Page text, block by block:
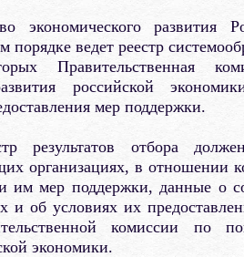
экономического развития
порядке ведет реестр
Правительственная
российской
мер поддержки.
результатов отбора
организациях, в отношении
им мер поддержки, данные о
и об условиях их
комиссии по
экономики.